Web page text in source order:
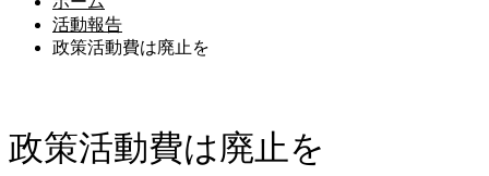
活動報告
政策活動費は廃止を
政策活動費は廃止を